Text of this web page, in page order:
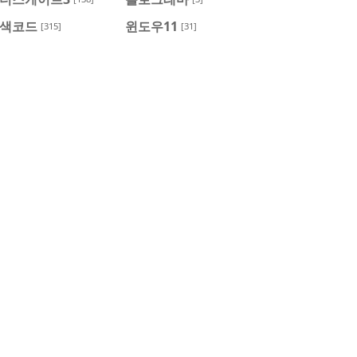
코드 [315] 윈도우11 [31]